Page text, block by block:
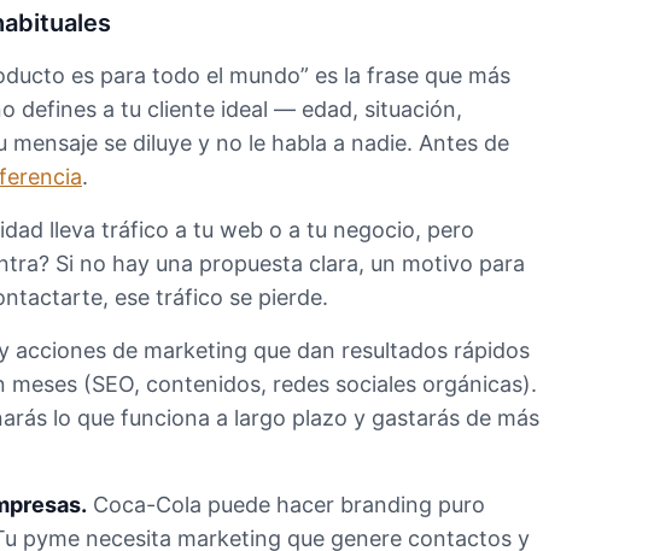
es para todo el mundo” es la frase que más
defines a tu cliente ideal — edad, situación,
se diluye y no le habla a nadie. Antes de
.
lleva tráfico a tu web o a tu negocio, pero
Si no hay una propuesta clara, un motivo para
ese tráfico se pierde.
acciones de marketing que dan resultados rápidos
(SEO, contenidos, redes sociales orgánicas).
lo que funciona a largo plazo y gastarás de más
Coca-Cola puede hacer branding puro
pyme necesita marketing que genere contactos y